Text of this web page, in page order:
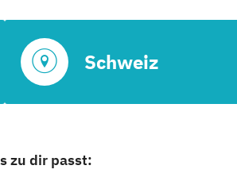
Schweiz
zu dir passt: